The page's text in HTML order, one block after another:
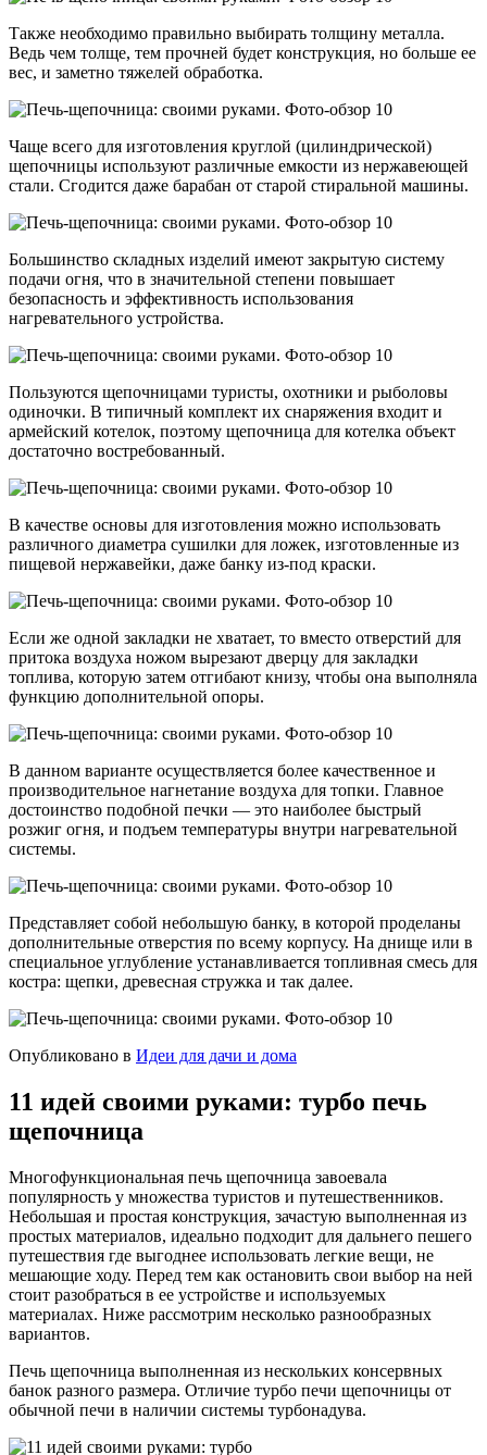
Также необходимо правильно выбирать толщину металла.
Ведь чем толще, тем прочней будет конструкция, но больше ее
вес, и заметно тяжелей обработка.
Чаще всего для изготовления круглой (цилиндрической)
щепочницы используют различные емкости из нержавеющей
стали. Сгодится даже барабан от старой стиральной машины.
Большинство складных изделий имеют закрытую систему
подачи огня, что в значительной степени повышает
безопасность и эффективность использования
нагревательного устройства.
Пользуются щепочницами туристы, охотники и рыболовы
одиночки. В типичный комплект их снаряжения входит и
армейский котелок, поэтому щепочница для котелка объект
достаточно востребованный.
В качестве основы для изготовления можно использовать
различного диаметра сушилки для ложек, изготовленные из
пищевой нержавейки, даже банку из-под краски.
Если же одной закладки не хватает, то вместо отверстий для
притока воздуха ножом вырезают дверцу для закладки
топлива, которую затем отгибают книзу, чтобы она выполняла
функцию дополнительной опоры.
В данном варианте осуществляется более качественное и
производительное нагнетание воздуха для топки. Главное
достоинство подобной печки — это наиболее быстрый
розжиг огня, и подъем температуры внутри нагревательной
системы.
Представляет собой небольшую банку, в которой проделаны
дополнительные отверстия по всему корпусу. На днище или в
специальное углубление устанавливается топливная смесь для
костра: щепки, древесная стружка и так далее.
Опубликовано в Идеи для дачи и дома
11 идей своими руками: турбо печь
щепочница
Многофункциональная печь щепочница завоевала
популярность у множества туристов и путешественников.
Небольшая и простая конструкция, зачастую выполненная из
простых материалов, идеально подходит для дальнего пешего
путешествия где выгоднее использовать легкие вещи, не
мешающие ходу. Перед тем как остановить свои выбор на ней
стоит разобраться в ее устройстве и используемых
материалах. Ниже рассмотрим несколько разнообразных
вариантов.
Печь щепочница выполненная из нескольких консервных
банок разного размера. Отличие турбо печи щепочницы от
обычной печи в наличии системы турбонадува.